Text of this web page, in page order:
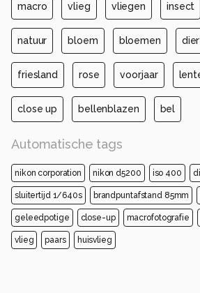
macro vlieg vliegen insect
natuur bloem bloemen dier
friesland rose voorjaar
close up bellenblazen bel
Automatische tags
nikon corporation nikon d5200 iso 400
sluitertijd 1/640s brandpuntafstand 85mm
geleedpotige close-up macrofotografie
vlieg paars huisvlieg